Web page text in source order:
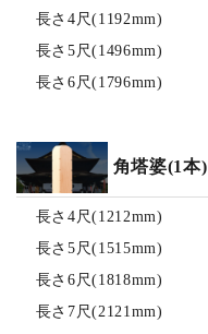
長さ4尺(1192mm)
長さ5尺(1496mm)
長さ6尺(1796mm)
角塔婆(1本)
長さ4尺(1212mm)
長さ5尺(1515mm)
長さ6尺(1818mm)
長さ7尺(2121mm)